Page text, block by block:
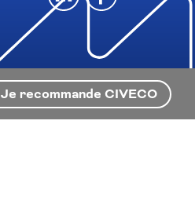
Je recommande CIVECO